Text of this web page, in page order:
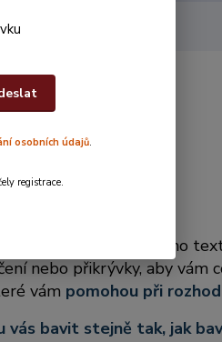
z oblasti bytového
nebo přikrývky, aby vám
vám pomohou při
vás bavit stejně tak, jak
osobních údajů.
registrace.